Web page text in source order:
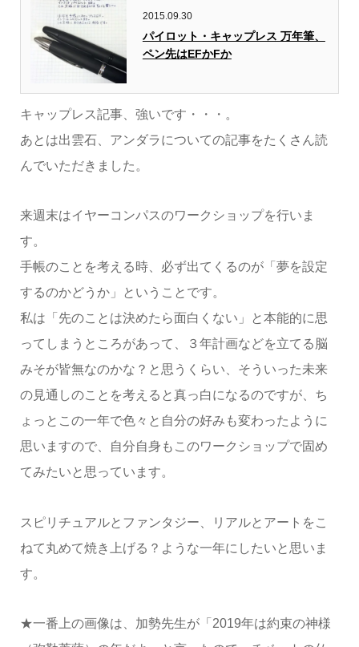
2015.09.30
パイロット・キャップレス 万年筆、
ペン先はEFかFか
キャップレス記事、強いです・・・。
あとは出雲石、アンダラについての記事をたくさん読
んでいただきました。
来週末はイヤーコンパスのワークショップを行いま
す。
手帳のことを考える時、必ず出てくるのが「夢を設定
するのかどうか」ということです。
私は「先のことは決めたら面白くない」と本能的に思
ってしまうところがあって、３年計画などを立てる脳
みそが皆無なのかな？と思うくらい、そういった未来
の見通しのことを考えると真っ白になるのですが、ち
ょっとこの一年で色々と自分の好みも変わったように
思いますので、自分自身もこのワークショップで固め
てみたいと思っています。
スピリチュアルとファンタジー、リアルとアートをこ
ねて丸めて焼き上げる？ような一年にしたいと思いま
す。
★一番上の画像は、加勢先生が「2019年は約束の神様